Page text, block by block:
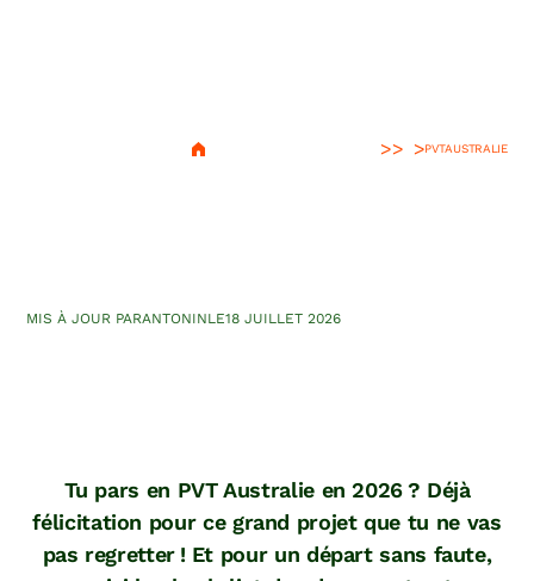
> PVTAUSTRALIE
MIS À JOUR PARANTONINLE18 JUILLET 2026
Tu pars en PVT Australie en 2026 ? Déjà
félicitation pour ce grand projet que tu ne vas
pas regretter ! Et pour un départ sans faute,